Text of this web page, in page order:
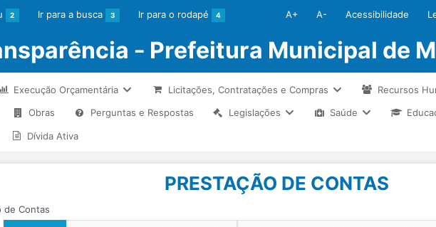
2 Ir para a busca 3 Ir para o rodapé 4 A+ A- Acessibilidade
- Prefeitura Municipal de
Execução Orçamentária Licitações, Contratações e Compras Recursos
Obras Perguntas e Respostas Legislações Saúde
Dívida Ativa
PRESTAÇÃO DE CONTAS
de Contas